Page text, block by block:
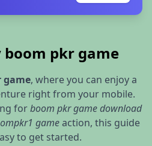
boom pkr game
game, where you can enjoy a
right from your mobile.
forboom pkr game download
gameaction, this guide
to get started.